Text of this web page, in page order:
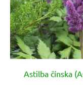
Astilba čínska